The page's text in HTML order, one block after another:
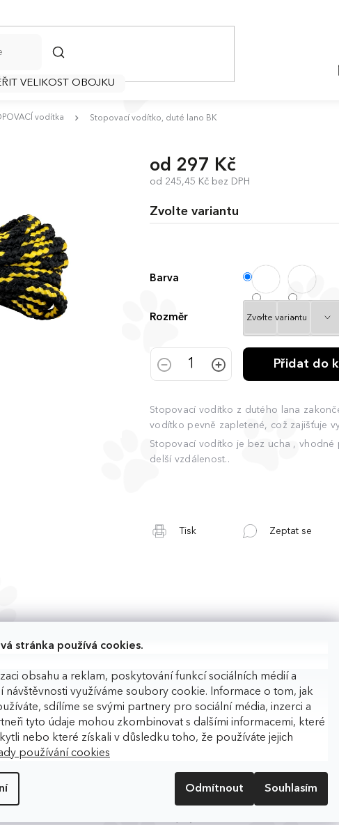
stránka používá cookies.
obsahu a reklam, poskytování funkcí sociálních médií a
návštěvnosti využíváme soubory cookie. Informace o tom, jak
sdílíme se svými partnery pro sociální média, inzerci a
tyto údaje mohou zkombinovat s dalšími informacemi, které
nebo které získali v důsledku toho, že používáte jejich
používání cookies
Odmítnout Souhlasím
HLEDAT
VELIKOST OBOJKU
vodítka Stopovací vodítko, duté lano BK
od 297 Kč
od 245,45 Kč bez DPH
Zvolte variantu
Barva
Rozměr
Přidat do
Stopovací vodítko z dutého lana
vodítko pevně zapletené, což zajišťuje
Stopovací vodítko je bez ucha ,
delší vzdálenost..
Tisk Zeptat se
Kategorie